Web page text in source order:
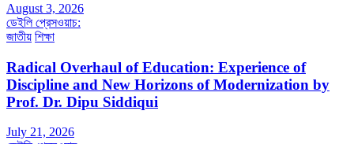
August 3, 2026
ডেইলি প্রেসওয়াচ:
জাতীয় শিক্ষা
Radical Overhaul of Education: Experience of
Discipline and New Horizons of Modernization by
Prof. Dr. Dipu Siddiqui
July 21, 2026